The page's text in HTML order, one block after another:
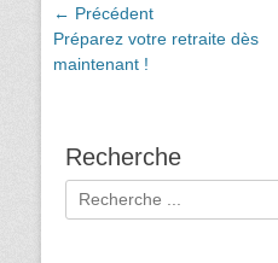
Navigation
de
l’article
← Précédent
Article
précédent :
Préparez votre retraite dès
maintenant !
Recherche
Rechercher :